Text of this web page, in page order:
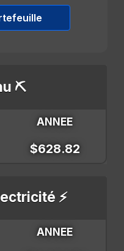
⛏️
ANNEE
$628.82
⚡
ANNEE